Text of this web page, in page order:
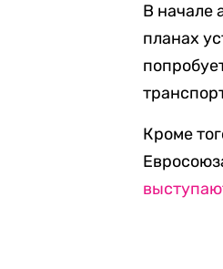
В начале
планах
Кроме